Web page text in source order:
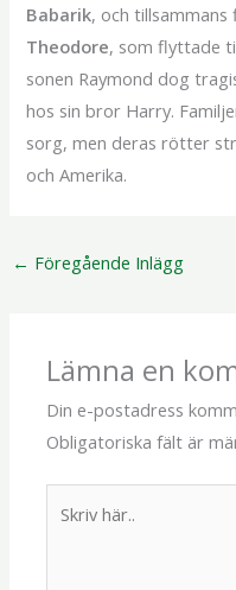
Babarik, och tillsammans
Theodore, som flyttade
sonen Raymond dog
hos sin bror Harry.
sorg, men deras rötter
och Amerika.
← Föregående Inlägg
Lämna en
Din e-postadress
Obligatoriska fält är